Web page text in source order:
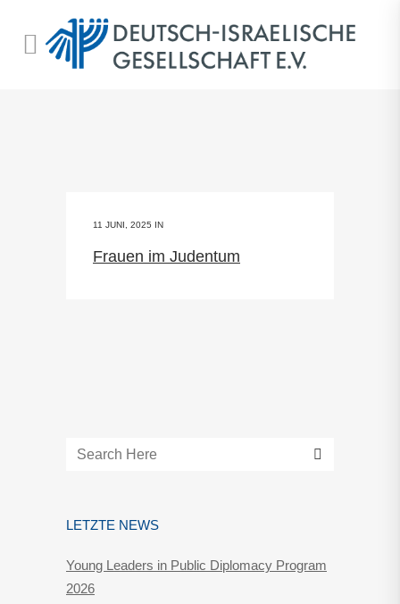
11 JUNI, 2025 IN
Frauen im Judentum
LETZTE NEWS
Young Leaders in Public Diplomacy Program
2026